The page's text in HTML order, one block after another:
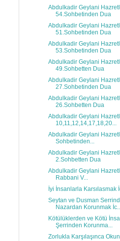
Abdulkadir Geylani
54.Sohbetinden Dua
Abdulkadir Geylani
51.Sohbetinden Dua
Abdulkadir Geylani
53.Sohbetinden Dua
Abdulkadir Geylani
49.Sohbetten Dua
Abdulkadir Geylani
27.Sohbetinden Dua
Abdulkadir Geylani
26.Sohbetten Dua
Abdulkadir Geylani
10,11,12,14,17,18,20...
Abdulkadir Geylani
Sohbetinden...
Abdulkadir Geylani
2.Sohbetten Dua
Abdulkadir Geylani
Rabbani V...
İyi İnsanlarla Karsılasmak
Seytan ve Dusman
Nazardan Korunmak
Kötülüklerden ve Kötü
Şerrinden Korunma...
Zorlukla Karşılaşınca